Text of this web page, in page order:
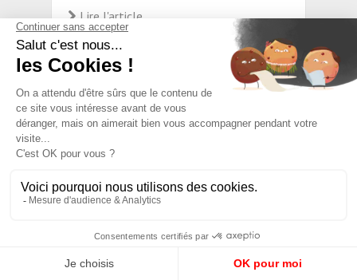
Lire l'article
PICTOCHRONIQUES #446